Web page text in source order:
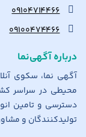
۰۹۱۰۴۷۱۴۴۶۶
۰۹۱۰۰۴۷۴۴۶۶
درباره آگهی‌نما
آگهی نما، سکوی
محیطی در سراسر
دسترسی و تامین
تولیدکنندگان و